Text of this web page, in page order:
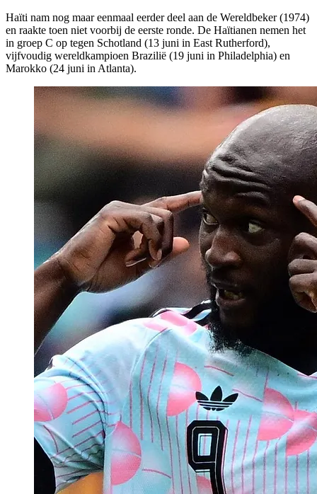
Haïti nam nog maar eenmaal eerder deel aan de Wereldbeker (1974)
en raakte toen niet voorbij de eerste ronde. De Haïtianen nemen het
in groep C op tegen Schotland (13 juni in East Rutherford),
vijfvoudig wereldkampioen Brazilië (19 juni in Philadelphia) en
Marokko (24 juni in Atlanta).